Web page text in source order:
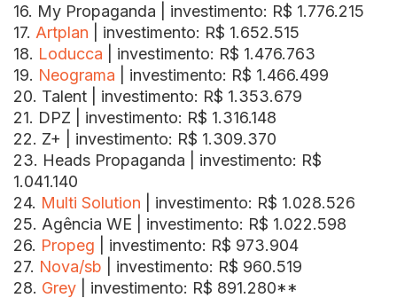
16. My Propaganda | investimento: R$ 1.776.215
17. Artplan | investimento: R$ 1.652.515
18. Loducca | investimento: R$ 1.476.763
19. Neograma | investimento: R$ 1.466.499
20. Talent | investimento: R$ 1.353.679
21. DPZ | investimento: R$ 1.316.148
22. Z+ | investimento: R$ 1.309.370
23. Heads Propaganda | investimento: R$
1.041.140
24. Multi Solution | investimento: R$ 1.028.526
25. Agência WE | investimento: R$ 1.022.598
26. Propeg | investimento: R$ 973.904
27. Nova/sb | investimento: R$ 960.519
28. Grey | investimento: R$ 891.280**